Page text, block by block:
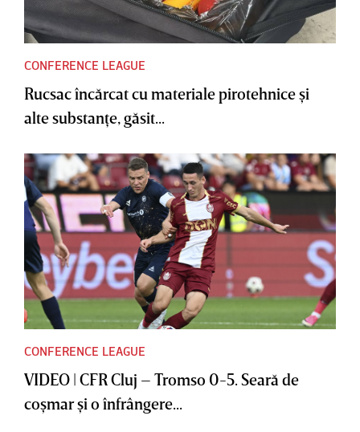
CONFERENCE LEAGUE
Rucsac încărcat cu materiale pirotehnice şi
alte substanţe, găsit...
CONFERENCE LEAGUE
VIDEO | CFR Cluj – Tromso 0-5. Seară de
coşmar şi o înfrângere...